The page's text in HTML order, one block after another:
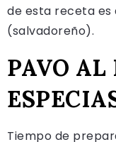
de esta receta es
(salvadoreño).
PAVO AL
Tiempo de